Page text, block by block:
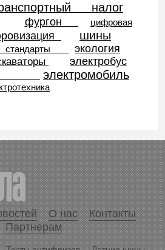
налог
фургон
цифровая
шины
стандарты экология
электробус
электромобиль
О нас
Контакты
Партнерам